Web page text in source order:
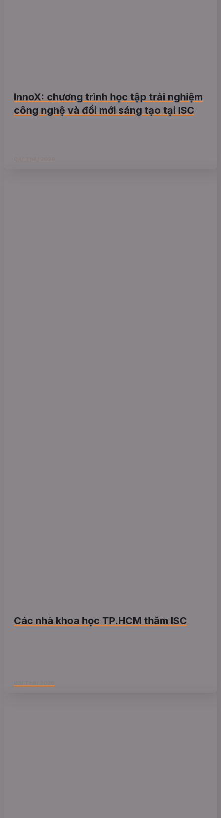
InnoX: chương trình học tập trải nghiệm
công nghệ và đổi mới sáng tạo tại ISC
Các nhà khoa học TP.HCM thăm ISC